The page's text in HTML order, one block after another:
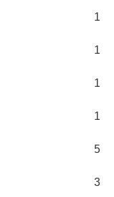
1
1
1
1
5
3